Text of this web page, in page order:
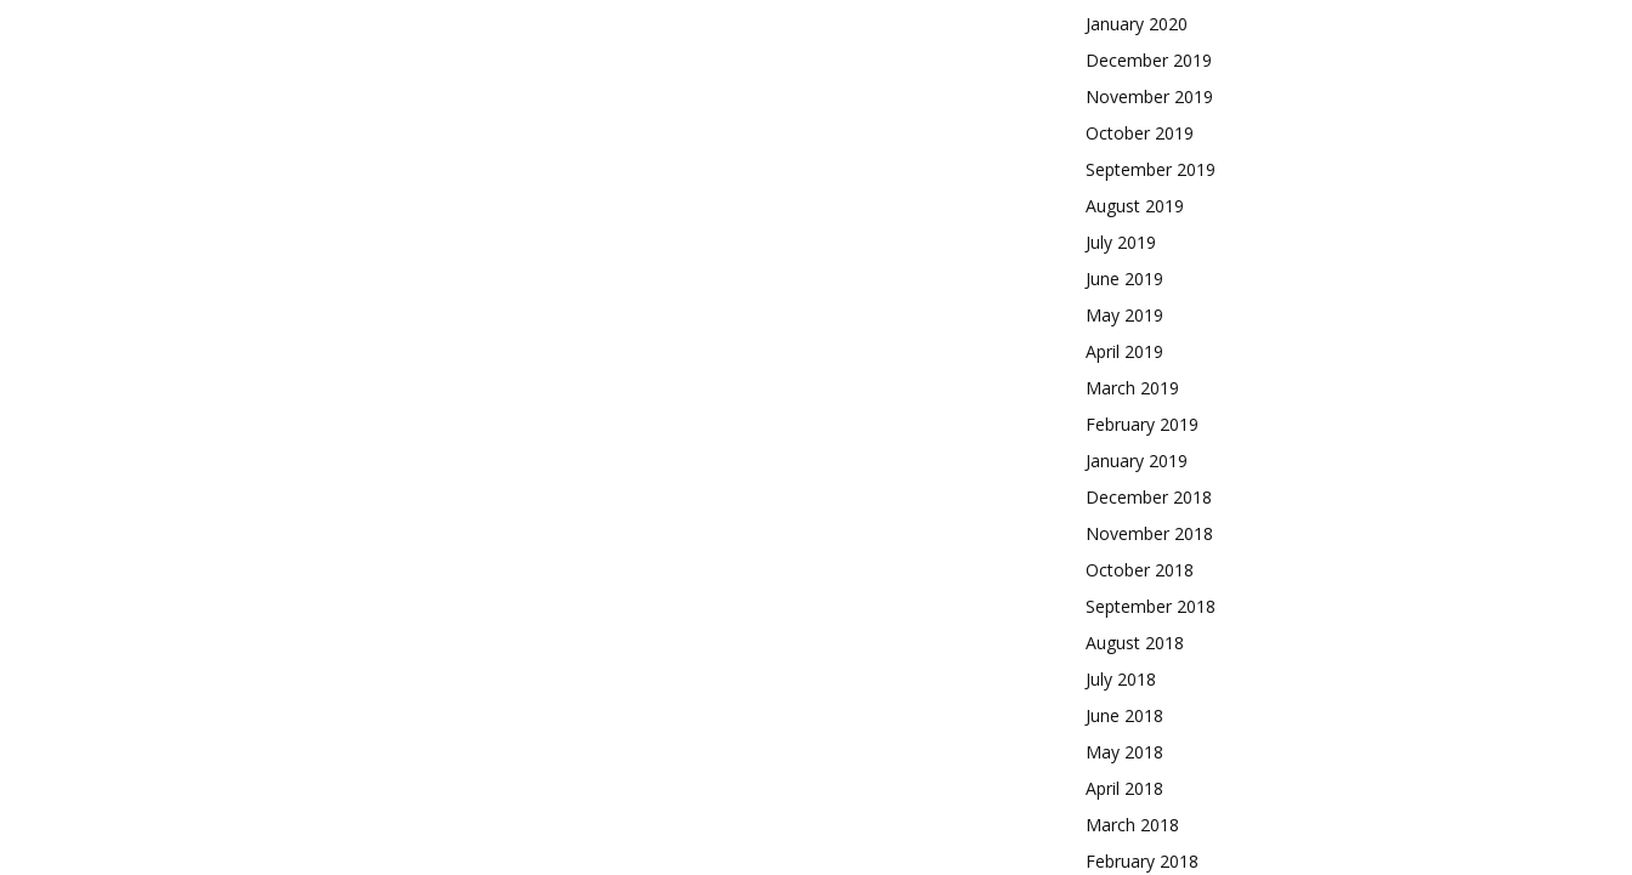
January 2020
December 2019
November 2019
October 2019
September 2019
August 2019
July 2019
June 2019
May 2019
April 2019
March 2019
February 2019
January 2019
December 2018
November 2018
October 2018
September 2018
August 2018
July 2018
June 2018
May 2018
April 2018
March 2018
February 2018